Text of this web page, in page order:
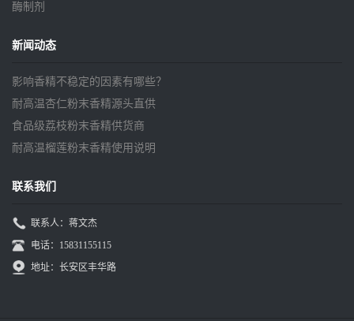
酶制剂
新闻动态
影响香精不稳定的因素有哪些？
耐高温杏仁粉末香精源头直供
食品级荔枝粉末香精供货商
耐高温榴莲粉末香精使用说明
联系我们
联系人：蒋文杰
电话：15831155115
地址：长安区丰华路